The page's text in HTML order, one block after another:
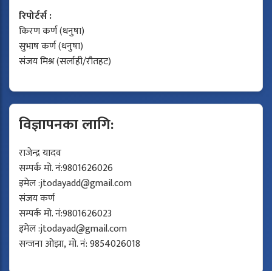
रिपोर्टर्स :
किरण कर्ण (धनुषा)
सुभाष कर्ण (धनुषा)
संजय मिश्र (सर्लाही/रौतहट)
विज्ञापनका लागि:
राजेन्द्र यादव
सम्पर्क मो. नं:9801626026
इमेल :jtodayadd@gmail.com
संजय कर्ण
सम्पर्क मो. नं:9801626023
इमेल :jtodayad@gmail.com
सन्जना ओझा, मो. नं: 9854026018